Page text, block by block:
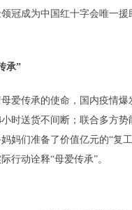
冠成为中国红十字会唯一
承”
爱传承的使命，国内疫情
时送货不间断；联合多方
妈们准备了价值亿元的“复
行动诠释“母爱传承”。